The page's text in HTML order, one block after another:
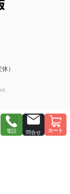
電話 問合せ カート
）